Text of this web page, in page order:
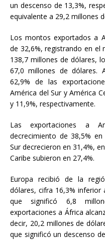
un descenso de 13,3%,
equivalente a 29,2 millones
Los montos exportados a
de 32,6%, registrando en el
138,7 millones de dólares,
67,0 millones de dólares.
62,9% de las
América del Sur y América
y 11,9%, respectivamente.
Las exportaciones a
decrecimiento de 38,5%
Sur decrecieron en 31,4%,
Caribe subieron en 27,4%.
Europa recibió de la
dólares, cifra 16,3% inferior
que significó 6,8
exportaciones a África
decir, 20,2 millones de
que significó un descenso